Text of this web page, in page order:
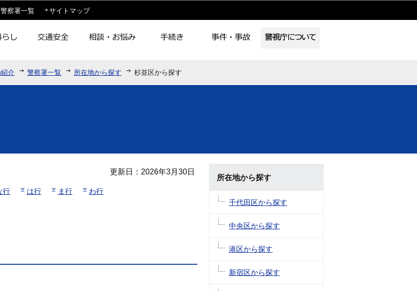
このページの本文へ移動
警察署一覧 サイトマップ
介 警察署一覧 所在地から探す 杉並区から探す
更新日：2026年3月30日
行 は行 ま行 わ行
所在地から探す
千代田区から探す
中央区から探す
港区から探す
新宿区から探す